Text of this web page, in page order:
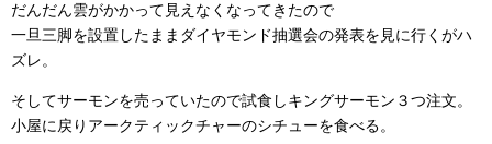
だんだん雲がかかって見えなくなってきたので
一旦三脚を設置したままダイヤモンド抽選会の発表を見に行くがハ
ズレ。
そしてサーモンを売っていたので試食しキングサーモン３つ注文。
小屋に戻りアークティックチャーのシチューを食べる。